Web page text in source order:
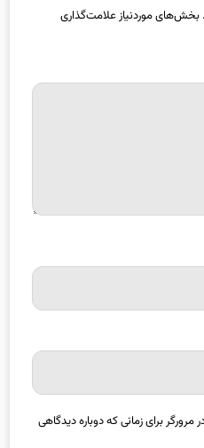
برای زمانی که دوباره دیدگاهی